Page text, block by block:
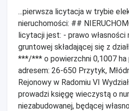
...pierwsza licytacja w trybie
nieruchomości: ##
licytacji jest: - prawo własności
gruntowej składającej się z
***/*** o powierzchni 0,1007 ha
adresem: 26-650 Przytyk,
Rejonowy w Radomiu VI
prowadzi księgę wieczystą o
niezabudowanej, będącej